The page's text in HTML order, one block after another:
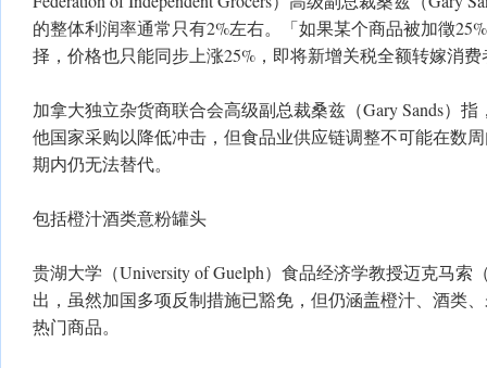
的整体利润率通常只有2%左右。「如果某个商品被加徵
择，价格也只能同步上涨25%，即将新增关税全额转嫁消费
加拿大独立杂货商联合会高级副总裁桑兹（Gary Sands）
他国家采购以降低冲击，但食品业供应链调整不可能在数
期内仍无法替代。
包括橙汁酒类意粉罐头
贵湖大学（University of Guelph）食品经济学教授迈克马索
出，虽然加国多项反制措施已豁免，但仍涵盖橙汁、酒类
热门商品。